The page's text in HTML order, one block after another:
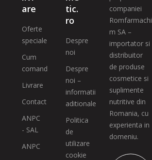
are
Oferte
speciale
Cum
comand
Livrare
Contact
ANPC
- SAL
ANPC
tic.
ro
Despre
noi
Despre
noi –
informatii
aditionale
Politica
de
utilizare
cookie
companiei
Romfarmachi
m SA –
importator si
distribuitor
de produse
cosmetice si
suplimente
nutritive din
Romania, cu
experienta in
domeniu.